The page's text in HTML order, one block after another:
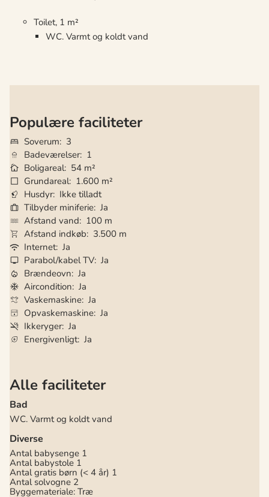
Toilet, 1 m²
WC. Varmt og koldt vand
Populære faciliteter
Soverum
3
Badeværelser 1
Boligareal 54 m²
Grundareal 1.600 m²
Husdyr Ikke tilladt
Tilbyder miniferie Ja
Afstand vand
100 m
Afstand indkøb
3.500 m
Internet Ja
Parabol/kabel TV Ja
Brændeovn Ja
Aircondition Ja
Vaskemaskine Ja
Opvaskemaskine Ja
Ikkeryger Ja
Energivenligt Ja
Alle faciliteter
Bad
WC. Varmt og koldt vand
Diverse
Antal babysenge 1
Antal babystole 1
Antal gratis børn (< 4 år) 1
Antal solvogne 2
Byggemateriale: Træ